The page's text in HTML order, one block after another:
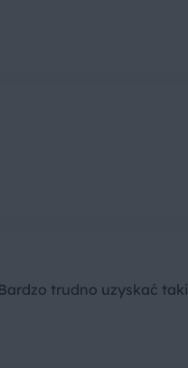
trudno uzyskać taki